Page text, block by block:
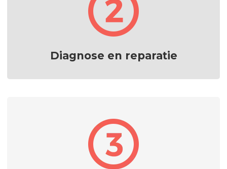
Diagnose en reparatie